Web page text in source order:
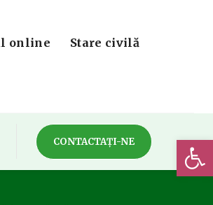
online Stare civilă
CONTACTAȚI-NE